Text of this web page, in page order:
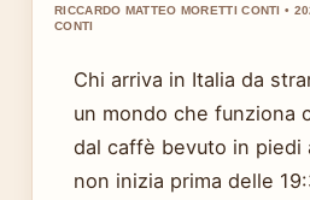
RICCARDO MATTEO MORETTI CONTI •
CONTI
Chi arriva in Italia da
un mondo che funziona
dal caffè bevuto in piedi
non inizia prima delle